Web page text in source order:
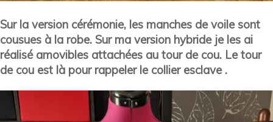
Sur la version cérémonie, les manches de voile sont
cousues à la robe. Sur ma version hybride je les ai
réalisé amovibles attachées au tour de cou. Le tour
de cou est là pour rappeler le collier esclave .